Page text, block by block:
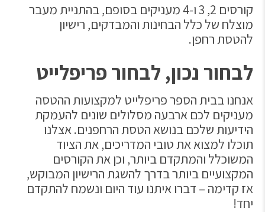
קורסים 2, 3 ו-4 מעניקים בסופם, בהתניית מעבר
מוצלח של כלל הבחינות והמבדקים, רישיון
להטסת רחפן.
לבחור נכון, לבחור פריפלייט
אנחנו בבית הספר פריפלייט למקצועות ההטסה
מעניקים לכם ארבעה מסלולים שונים להעמקת
הידיעות שלכם בנושא הטסת הרחפנים. אצלנו
תוכלו למצוא את טובי המדריכים, את הציוד
המשוכלל והמתקדם ביותר, וכן את הקורסים
המקצועיים ביותר בדרך להשגת הרישיון המבוקש,
אז קדימה – דברו איתנו עוד היום ונשמח להתקדם
יחד!